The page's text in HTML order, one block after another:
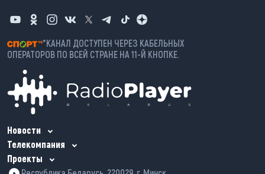
*КАНАЛ ДОСТУПЕН ЧЕРЕЗ КАБЕЛЬНЫХ
ОПЕРАТОРОВ ПО ВСЕЙ СТРАНЕ НА 11-Й КНОПКЕ.
Новости
Телекомпания
Проекты